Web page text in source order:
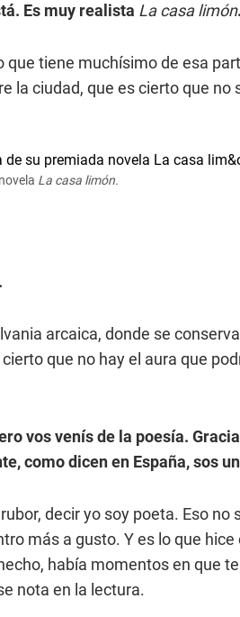
Es muy realista La casa limón.
que tiene muchísimo de esa
la ciudad, que es cierto que no
La casa limón.
arcaica, donde se
que no hay el aura que
vos venís de la poesía.
como dicen en España, sos
decir yo soy poeta. Eso no
más a gusto. Y es lo que
había momentos en que
nota en la lectura.